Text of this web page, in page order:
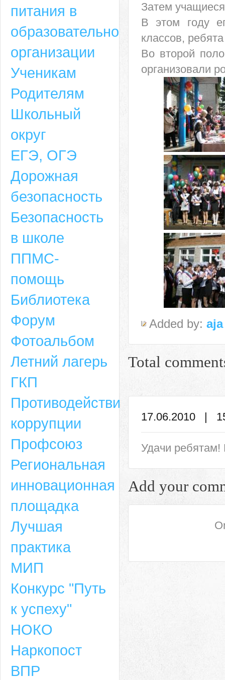
Адрес
6-49, электронный адрес: aja_70@mail.ru
Затем
В этом году
классов,
Во второй
организовали
Added by: aja
Total
17.06.2010 |
Удачи ребятам!
Add your
питания в
образовательной
организации
Ученикам
Родителям
Школьный
округ
ЕГЭ, ОГЭ
Дорожная
безопасность
Безопасность
в школе
ППМС-
помощь
Библиотека
Форум
Фотоальбом
Летний лагерь
ГКП
Противодействие
коррупции
Профсоюз
Региональная
инновационная
площадка
Лучшая
практика
МИП
Конкурс "Путь
к успеху"
НОКО
Наркопост
ВПР